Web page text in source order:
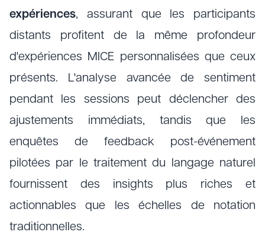
expériences, assurant que les participants
distants profitent de la même profondeur
d'expériences MICE personnalisées que ceux
présents. L'analyse avancée de sentiment
pendant les sessions peut déclencher des
ajustements immédiats, tandis que les
enquêtes de feedback post-événement
pilotées par le traitement du langage naturel
fournissent des insights plus riches et
actionnables que les échelles de notation
traditionnelles.